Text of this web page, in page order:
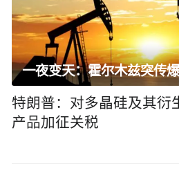
一夜变天：霍尔木兹突传
特朗普：对多晶硅及其衍
产品加征关税